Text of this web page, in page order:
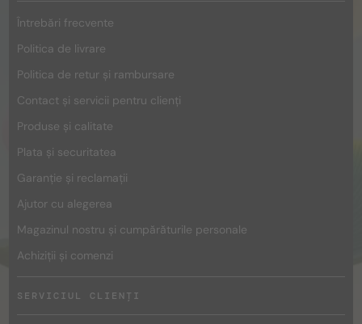
Întrebări frecvente
Politica de livrare
Politica de retur și rambursare
Contact și servicii pentru clienți
Produse și calitate
Plata și securitatea
Garanție și reclamații
Ajutor cu alegerea
Magazinul nostru și cumpărăturile personale
Achiziții și comenzi
SERVICIUL CLIENȚI